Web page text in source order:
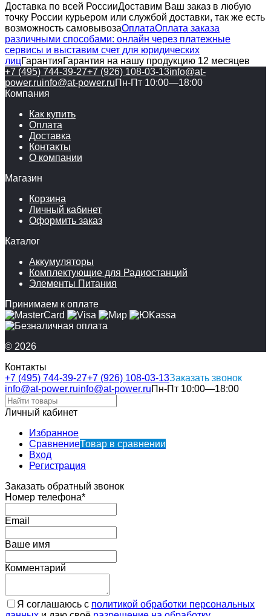
Доставка по всей РоссииДоставим Ваш заказ в любую
точку России курьером или службой доставки, так же есть
возможность самовывозаОплатаОплата заказа
различными способами: онлайн через платежные
сервисы и выставим счет для юридических
лицГарантияГарантия на нашу продукцию 12 месяцев
+7 (495) 744-39-27+7 (926) 108-03-13info@at-
power.ruinfo@at-power.ruПн-Пт 10:00—18:00
Компания
Как купить
Оплата
Доставка
Контакты
О компании
Магазин
Корзина
Личный кабинет
Оформить заказ
Каталог
Аккумуляторы
Комплектующие для Радиостанций
Элементы Питания
Принимаем к оплате
© 2026
Контакты
+7 (495) 744-39-27+7 (926) 108-03-13Заказать звонок
info@at-power.ruinfo@at-power.ruПн-Пт 10:00—18:00
Личный кабинет
Избранное
СравнениеТовар в сравнении
Вход
Регистрация
Заказать обратный звонок
Номер телефона*
Email
Ваше имя
Комментарий
Я соглашаюсь с политикой обработки персональных